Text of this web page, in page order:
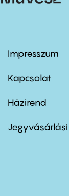
Footer
first
Impresszum
Kapcsolat
Footer
second
Házirend